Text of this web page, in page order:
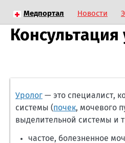
Медпортал Новости
Уролог — это специалист,
системы (почек, мочевого
выделительной системы и
частое, болезненное